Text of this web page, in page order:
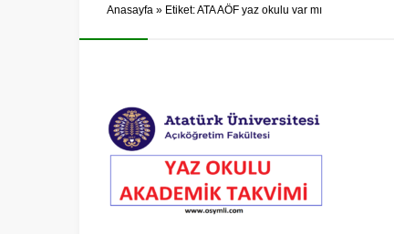
Anasayfa » Etiket: ATA AÖF yaz okulu var mı